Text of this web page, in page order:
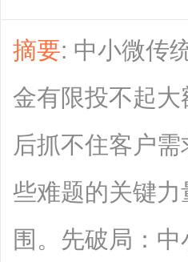
摘要: 中小微传
金有限投不起
后抓不住客户
些难题的关键
围。先破局：